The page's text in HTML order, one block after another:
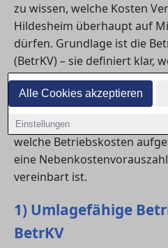
Alle Cookies akzeptieren
Einstellungen
zu wissen, welche Kosten
Hildesheim überhaupt auf
dürfen. Grundlage ist die
(BetrKV) – sie definiert klar,
umlagefähig sind und
Wer eine neuewohnung in
sollte schon beim
welche Betriebskosten
eine
vereinbart ist.
1) Umlagefähige
BetrKV